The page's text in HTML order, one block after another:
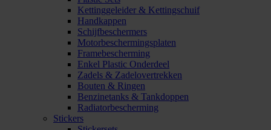
Kettinggeleider & Kettingschuif
Handkappen
Schijfbeschermers
Motorbeschermingsplaten
Framebescherming
Enkel Plastic Onderdeel
Zadels & Zadelovertrekken
Bouten & Ringen
Benzinetanks & Tankdoppen
Radiatorbescherming
Stickers